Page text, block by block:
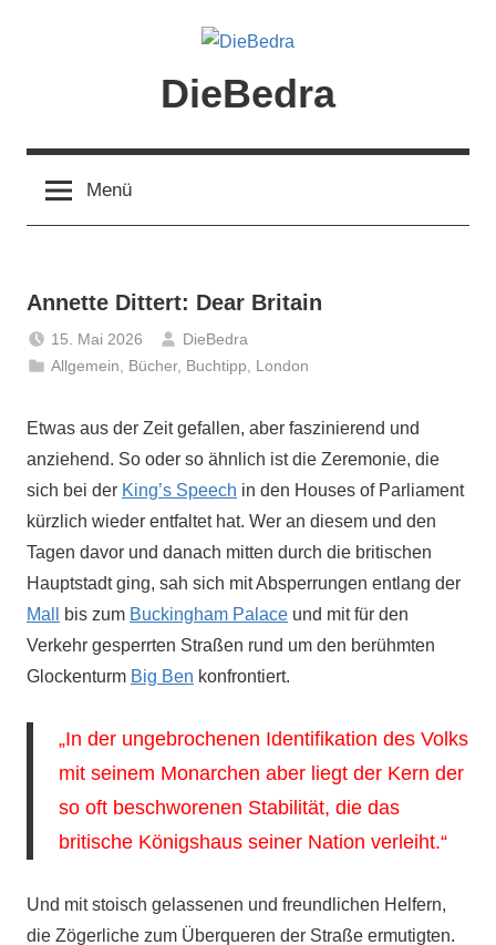
DieBedra
Menü
Annette Dittert: Dear Britain
15. Mai 2026
DieBedra
Allgemein
Bücher, Buchtipp London
Etwas aus der Zeit gefallen, aber faszinierend und
anziehend. So oder so ähnlich ist die Zeremonie, die
sich bei der King’s Speech in den Houses of Parliament
kürzlich wieder entfaltet hat. Wer an diesem und den
Tagen davor und danach mitten durch die britischen
Hauptstadt ging, sah sich mit Absperrungen entlang der
Mall
bis zum Buckingham Palace und mit für den
Verkehr gesperrten Straßen rund um den berühmten
Glockenturm Big Ben konfrontiert.
„In der ungebrochenen Identifikation des Volks
mit seinem Monarchen aber liegt der Kern der
so oft beschworenen Stabilität, die das
britische Königshaus seiner Nation verleiht.“
Und mit stoisch gelassenen und freundlichen Helfern,
die Zögerliche zum Überqueren der Straße ermutigten.